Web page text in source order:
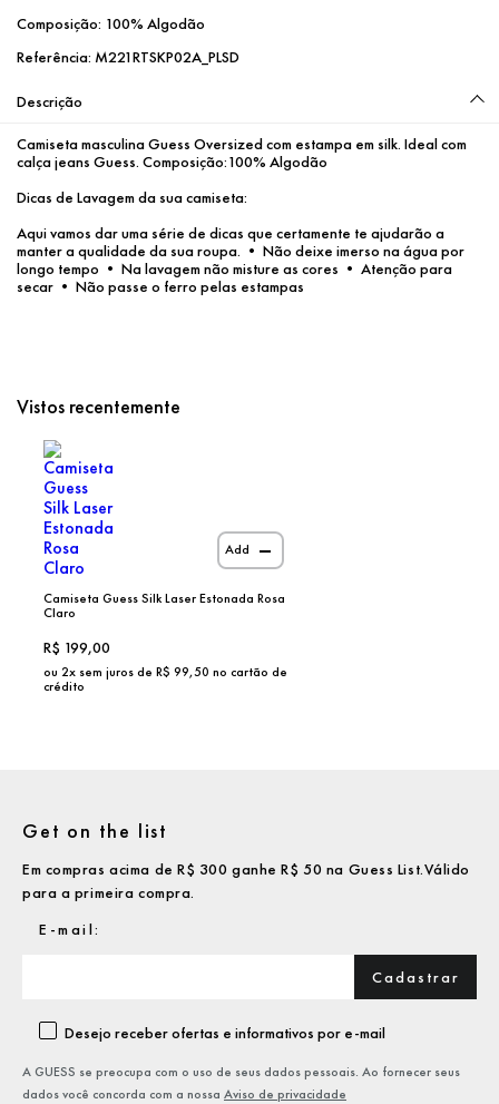
Composição: 100% Algodão
Referência: M221RTSKP02A_PLSD
Descrição
Camiseta masculina Guess Oversized com estampa em silk. Ideal com
calça jeans Guess. Composição:100% Algodão
Dicas de Lavagem da sua camiseta:
Aqui vamos dar uma série de dicas que certamente te ajudarão a
manter a qualidade da sua roupa. • Não deixe imerso na água por
longo tempo • Na lavagem não misture as cores • Atenção para
secar • Não passe o ferro pelas estampas
Vistos recentemente
Add
Camiseta Guess Silk Laser Estonada Rosa
Claro
R$ 199,00
ou 2x sem juros de R$ 99,50 no cartão de
crédito
Get on the list
Em compras acima de R$ 300 ganhe R$ 50 na Guess List.Válido
para a primeira compra.
Cadastrar
Desejo receber ofertas e informativos por e-mail
A GUESS se preocupa com o uso de seus dados pessoais. Ao fornecer seus
dados você concorda com a nossa Aviso de privacidade